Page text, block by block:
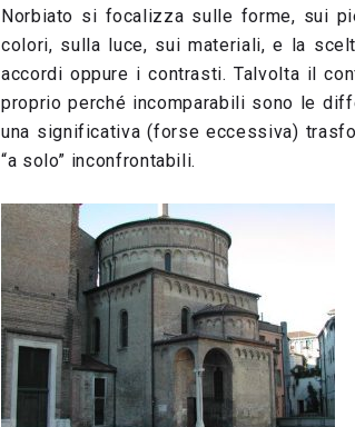
Norbiato si focalizza sulle forme, sui
colori, sulla luce, sui materiali, e la
accordi oppure i contrasti. Talvolta il
proprio perché incomparabili sono le
una significativa (forse eccessiva)
“a solo” inconfrontabili.